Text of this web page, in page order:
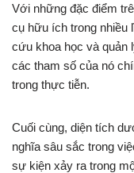
Với những đặc điểm
cụ hữu ích trong nhiều
cứu khoa học và quản
các tham số của nó
trong thực tiễn.
Cuối cùng, diện tích
nghĩa sâu sắc trong
sự kiện xảy ra trong